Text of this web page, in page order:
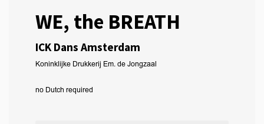
WE, the BREATH
ICK Dans Amsterdam
Koninklijke Drukkerij Em. de Jongzaal
no Dutch required